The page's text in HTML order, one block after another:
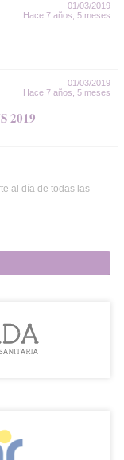
01/03/2019
Hace 7 años, 5 meses
01/03/2019
Hace 7 años, 5 meses
2019
al día de todas las